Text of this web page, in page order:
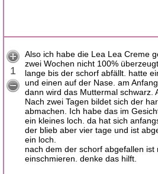
1
Also ich habe die Lea Lea Creme
zwei Wochen nicht 100%
lange bis der schorf abfällt. hatte
und einen auf der Nase. am
dann wird das Muttermal schwarz.
Nach zwei Tagen bildet sich der
abmachen. Ich habe das im
ein kleines loch. da hat sich
der blieb aber vier tage und ist
ein loch.
nach dem der schorf abgefallen ist
einschmieren. denke das hilft.